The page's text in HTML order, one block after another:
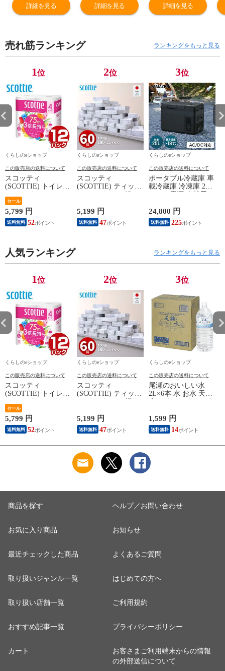
デンテーブル ラ
タン 折りたたみ
山善 YAMAZEN
ガーデンマスタ
詳細を見る
ブル×1 ベンチ×2)
HFT-1876＆HFB-
YAMAZEN ガー
デンマスター
詳細を見る
ンチェア ラタン
折りたたみ ガー
YAMAZEN ガー
デンマスター
詳細を見る
売れ筋ランキング ランキングをもっと見る
1位
くらしのeショップ
この販売店の送料について
スコッティ
(SCOTTIE) トイレッ
パック 3倍長持ち 4
ロール(ダブル) 4ロー
ル×12(48ロール) 3倍
ロール 3倍巻 トイレ
製紙クレシア 【送料
無料】
セール
5,799 円
送料無料 52
2位
くらしのeショップ
この販売店の送料について
スコッティ
(SCOTTIE) ティッシ
ティシュペーパー ま
とめ買い ケース販売
ボックスティッシュ
5,199 円
送料無料 47
3位
くらしのeショップ
この販売店の送料について
ポータブル冷蔵庫 車
載冷蔵庫 冷凍庫 25L
度 急速冷凍 コンプ
レッサー式 YFR-
AC252(B) ミニ冷蔵庫
カンド冷蔵庫 山善
24,800 円
送料無料 225
人気ランキング ランキングをもっと見る
1位
くらしのeショップ
この販売店の送料について
スコッティ
(SCOTTIE) トイレッ
パック 3倍長持ち 4
ロール(ダブル) 4ロー
ル×12(48ロール) 3倍
ロール 3倍巻 トイレ
セール
5,799 円
送料無料 52
2位
くらしのeショップ
この販売店の送料について
スコッティ
(SCOTTIE) ティッシ
ティシュペーパー ま
とめ買い ケース販売
ボックスティッシュ
シア 【送料無料】
5,199 円
送料無料 47
3位
くらしのeショップ
この販売店の送料について
尾瀬のおいしい水
2L×6本 水 お水 天然
トル 2L 名水百選 尾
瀬 国産 箱 ケース ま
とめ買い ニチネン
1,599 円
送料無料 14
商品を探す
お気に入り商品
最近チェックした商品
取り扱いジャンル一覧
取り扱い店舗一覧
おすすめ記事一覧
カート
ヘルプ／お問い合わせ
お知らせ
よくあるご質問
はじめての方へ
ご利用規約
プライバシーポリシー
お客さまご利用端末からの情報
の外部送信について